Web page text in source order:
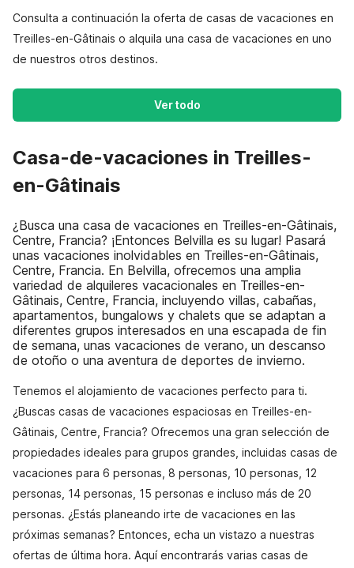
Consulta a continuación la oferta de casas de vacaciones en
Treilles-en-Gâtinais o alquila una casa de vacaciones en uno
de nuestros otros destinos.
Ver todo
Casa-de-vacaciones in Treilles-
en-Gâtinais
¿Busca una casa de vacaciones en Treilles-en-Gâtinais,
Centre, Francia? ¡Entonces Belvilla es su lugar! Pasará
unas vacaciones inolvidables en Treilles-en-Gâtinais,
Centre, Francia. En Belvilla, ofrecemos una amplia
variedad de alquileres vacacionales en Treilles-en-
Gâtinais, Centre, Francia, incluyendo villas, cabañas,
apartamentos, bungalows y chalets que se adaptan a
diferentes grupos interesados en una escapada de fin
de semana, unas vacaciones de verano, un descanso
de otoño o una aventura de deportes de invierno.
Tenemos el alojamiento de vacaciones perfecto para ti.
¿Buscas casas de vacaciones espaciosas en Treilles-en-
Gâtinais, Centre, Francia? Ofrecemos una gran selección de
propiedades ideales para grupos grandes, incluidas casas de
vacaciones para 6 personas, 8 personas, 10 personas, 12
personas, 14 personas, 15 personas e incluso más de 20
personas. ¿Estás planeando irte de vacaciones en las
próximas semanas? Entonces, echa un vistazo a nuestras
ofertas de última hora. Aquí encontrarás varias casas de